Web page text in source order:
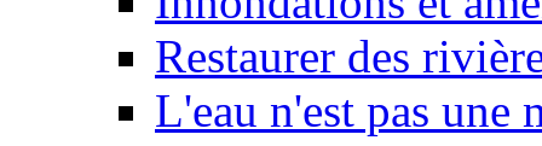
Restaurer des
L'eau n'est pas une